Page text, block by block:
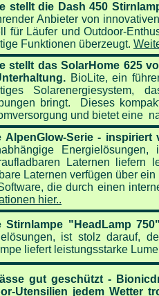
stellt die Dash 450
Anbieter von
für Läufer und Outdoor-
Funktionen überzeugt.
stellt das SolarHome 625
BioLite, ein
Solarenergiesystem,
bringt. Dieses
und bietet eine
AlpenGlow-Serie -
Laternen
Laternen verfügen über
die durch einen
hier..
Stirnlampe "HeadLamp
ist stolz darauf,
liefert leistungsstarke
gut geschützt -
Utensilien jedem Wetter